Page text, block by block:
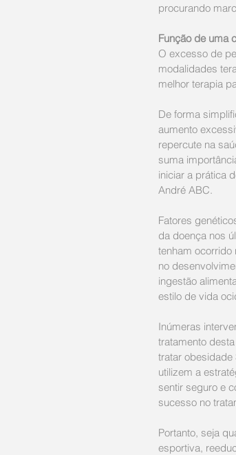
procurando
Função de uma
O excesso de
modalidades
melhor terapia
De forma
aumento
repercute na
suma
iniciar a prática
André ABC.
Fatores
da doença nos
tenham
no
ingestão
estilo de vida
Inúmeras
tratamento
tratar obesidade
utilizem a
sentir seguro e
sucesso no
Portanto, seja
esportiva,